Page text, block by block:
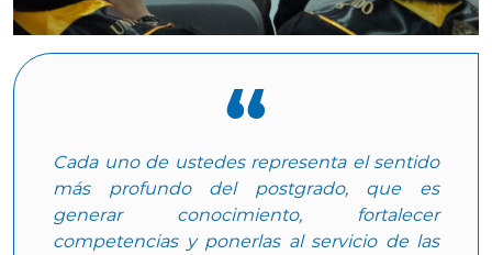
Cada uno de ustedes representa el sentido
más profundo del postgrado, que es
generar conocimiento, fortalecer
competencias y ponerlas al servicio de las